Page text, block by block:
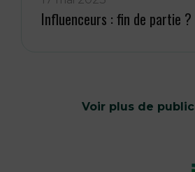
Influenceurs : fin de partie ?
Voir plus de